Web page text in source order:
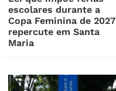
escolares durante a
Copa Feminina de 2027
repercute em Santa
Maria